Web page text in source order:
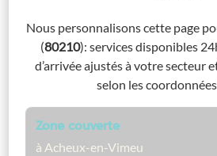
Nous personnalisons cette page
(80210): services disponibles
d’arrivée ajustés à votre secteur
selon les
Zone couverte
à Acheux-en-Vimeu